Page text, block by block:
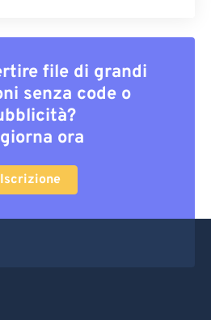
file di grandi
senza code o
ora
Iscrizione